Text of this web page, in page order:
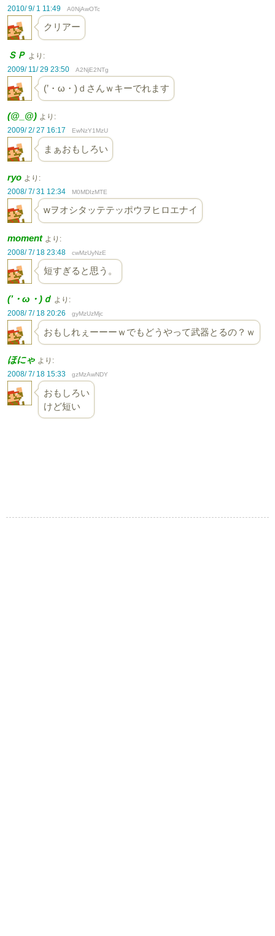
2010/ 9/ 1 11:49
A0NjAwOTc
クリアー
ＳＰ より:
2009/ 11/ 29 23:50
A2NjE2NTg
(’・ω・)ｄさんｗキーでれます
(@_@) より:
2009/ 2/ 27 16:17
EwNzY1MzU
まぁおもしろい
ryo より:
2008/ 7/ 31 12:34
M0MDIzMTE
wヲオシタッテテッポウヲヒロエナイ
moment より:
2008/ 7/ 18 23:48
cwMzUyNzE
短すぎると思う。
(’・ω・)ｄ より:
2008/ 7/ 18 20:26
gyMzUzMjc
おもしれぇーーーｗでもどうやって武器とるの？ｗ
ほにゃ より:
2008/ 7/ 18 15:33
gzMzAwNDY
おもしろい
けど短い